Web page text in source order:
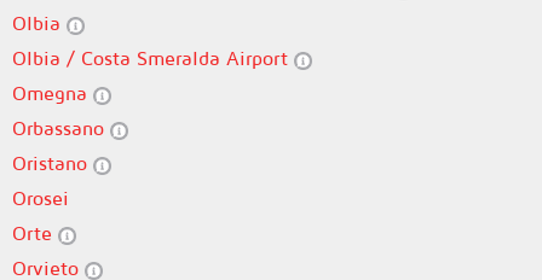
Olbia
Olbia / Costa Smeralda Airport
Omegna
Orbassano
Oristano
Orosei
Orte
Orvieto